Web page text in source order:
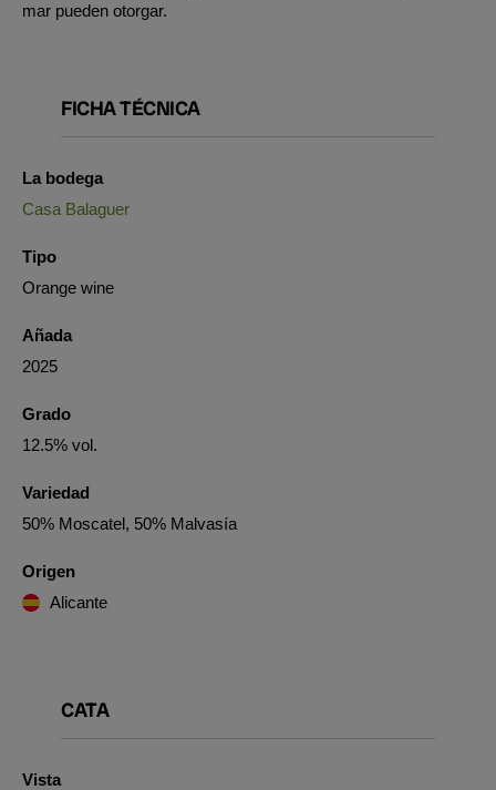
mar pueden otorgar.
FICHA TÉCNICA
La bodega
Casa Balaguer
Tipo
Orange wine
Añada
2025
Grado
12.5% vol.
Variedad
50% Moscatel, 50% Malvasía
Origen
Alicante
CATA
Vista